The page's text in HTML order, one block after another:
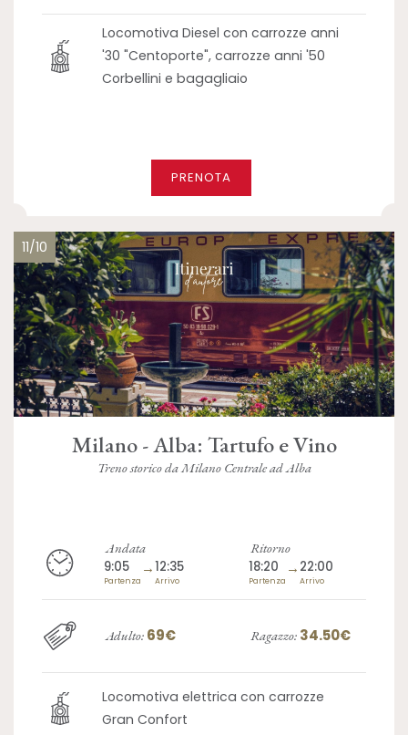
Locomotiva Diesel con carrozze anni
'30 "Centoporte", carrozze anni '50
Corbellini e bagagliaio
PRENOTA
11/10
Milano - Alba: Tartufo e Vino
Treno storico da Milano Centrale ad Alba
Andata
9:05
Partenza
→12:35
Arrivo
Ritorno
18:20
Partenza
→ 22:00
Arrivo
Adulto: 69€ Ragazzo: 34.50€
Locomotiva elettrica con carrozze
Gran Confort